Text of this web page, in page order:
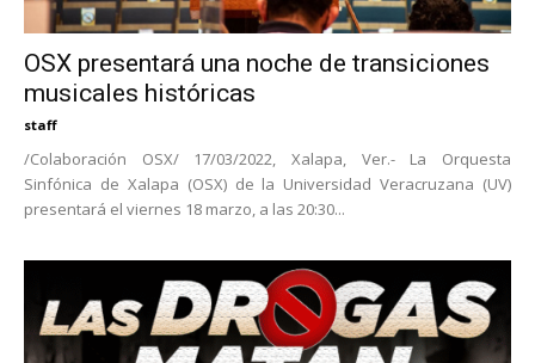
OSX presentará una noche de transiciones
musicales históricas
staff
/Colaboración OSX/ 17/03/2022, Xalapa, Ver.- La Orquesta
Sinfónica de Xalapa (OSX) de la Universidad Veracruzana (UV)
presentará el viernes 18 marzo, a las 20:30...